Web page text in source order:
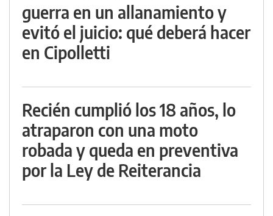
guerra en un allanamiento y
evitó el juicio: qué deberá hacer
en Cipolletti
Recién cumplió los 18 años, lo
atraparon con una moto
robada y queda en preventiva
por la Ley de Reiterancia